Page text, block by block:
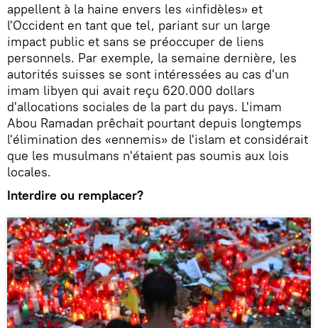
appellent à la haine envers les «infidèles» et
l'Occident en tant que tel, pariant sur un large
impact public et sans se préoccuper de liens
personnels. Par exemple, la semaine dernière, les
autorités suisses se sont intéressées au cas d'un
imam libyen qui avait reçu 620.000 dollars
d'allocations sociales de la part du pays. L'imam
Abou Ramadan prêchait pourtant depuis longtemps
l'élimination des «ennemis» de l'islam et considérait
que les musulmans n'étaient pas soumis aux lois
locales.
Interdire ou remplacer?